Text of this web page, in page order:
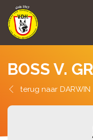
BOSS V.
DARWIN